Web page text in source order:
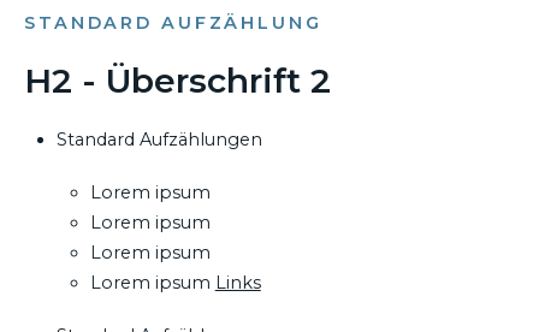
STANDARD AUFZÄHLUNG
H2 - Überschrift 2
Standard Aufzählungen
Lorem ipsum
Lorem ipsum
Lorem ipsum
Lorem ipsum Links